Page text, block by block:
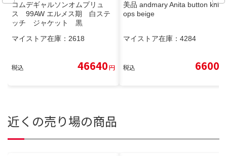
コムデギャルソンオムプリュ
ス 99AW エルメス期 白ステ
ッチ ジャケット 黒
マイストア在庫： 2618
税込 46640円
美品 andmary Anita button knit t
ops beige
マイストア在庫： 4284
税込 6600
近くの売り場の商品